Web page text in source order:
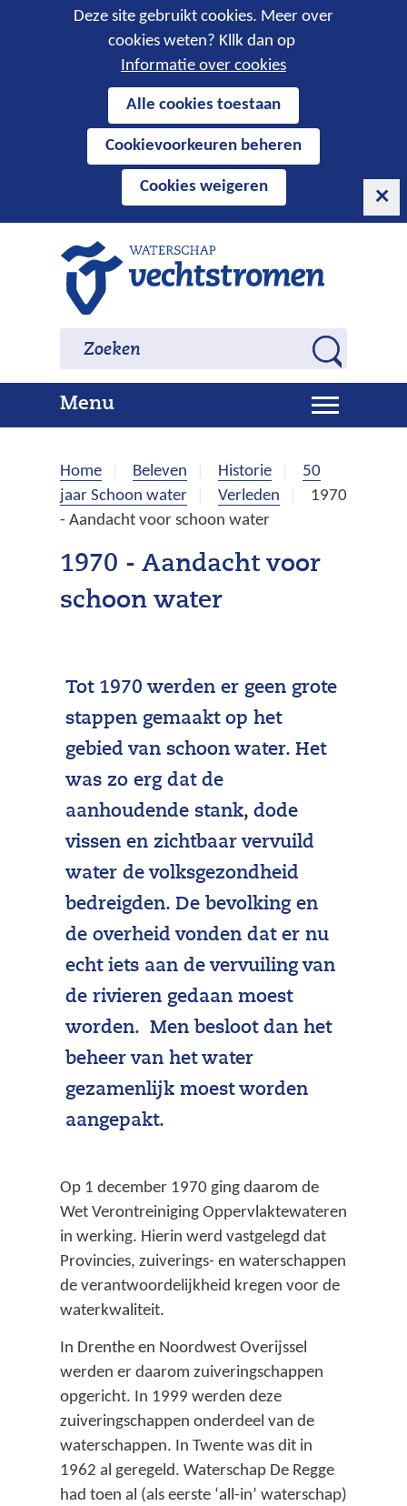
Cookies
toestaan?
Deze site gebruikt cookies. Meer over
cookies weten? Kllk dan op
Informatie over cookies
cookies
deze
website
worden
toegestaan
geweigerd.
Alle cookies toestaan
Cookievoorkeuren beheren
Cookies weigeren
naar
o
e
k
e
Zoeken Zoeken
MenuU
i
l
a
p
e
n
Home Beleven Historie
50
jaar Schoon water
Verleden
1970
- Aandacht voor schoon water
1970 - Aandacht voor
schoon water
Tot 1970 werden er geen grote
stappen gemaakt op het
gebied van schoon water. Het
was zo erg dat de
aanhoudende stank, dode
vissen en zichtbaar vervuild
water de volksgezondheid
bedreigden. De bevolking en
de overheid vonden dat er nu
echt iets aan de vervuiling van
de rivieren gedaan moest
worden. Men besloot dan het
beheer van het water
gezamenlijk moest worden
aangepakt.
Op 1 december 1970 ging daarom de
Wet Verontreiniging Oppervlaktewateren
in werking. Hierin werd vastgelegd dat
Provincies, zuiverings- en waterschappen
de verantwoordelijkheid kregen voor de
waterkwaliteit.
In Drenthe en Noordwest Overijssel
werden er daarom zuiveringschappen
opgericht. In 1999 werden deze
zuiveringschappen onderdeel van de
waterschappen. In Twente was dit in
1962 al geregeld. Waterschap De Regge
had toen al (als eerste ‘all-in’ waterschap)